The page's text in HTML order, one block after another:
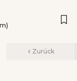
Zurück